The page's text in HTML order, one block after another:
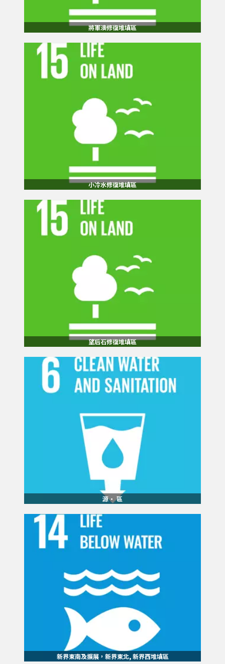
將軍澳修復堆填區
小冷水修復堆填區
望后石修復堆填區
源· 區
新界東南及擴展，新界東北, 新界西堆填區